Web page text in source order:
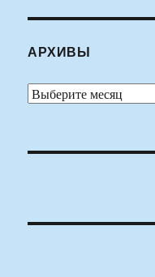
АРХИВЫ
Архивы